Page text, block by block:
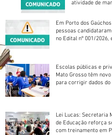
atividade de
Em Porto dos
pessoas
no Edital nº 001/2026,
Escolas públicas e
Mato Grosso têm
para corrigir dados do
Lei Lucas: Secretaria
de Educação reforça
com treinamento em